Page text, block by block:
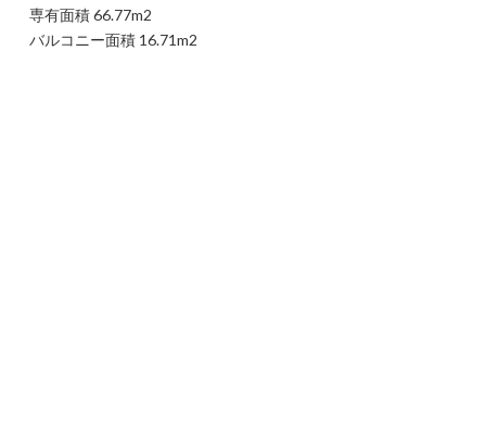
専有面積 66.77m2
バルコニー面積 16.71m2